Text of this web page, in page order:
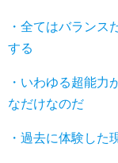
・全てはバラン
する
・いわゆる超能
なだけなのだ
・過去に体験した